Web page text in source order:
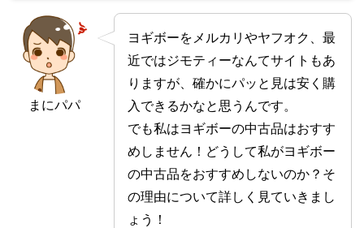
まにパパ
ヨギボーをメルカリやヤフオク、最
近ではジモティーなんてサイトもあ
りますが、確かにパッと見は安く購
入できるかなと思うんです。
でも私はヨギボーの中古品はおすす
めしません！どうして私がヨギボー
の中古品をおすすめしないのか？そ
の理由について詳しく見ていきまし
ょう！